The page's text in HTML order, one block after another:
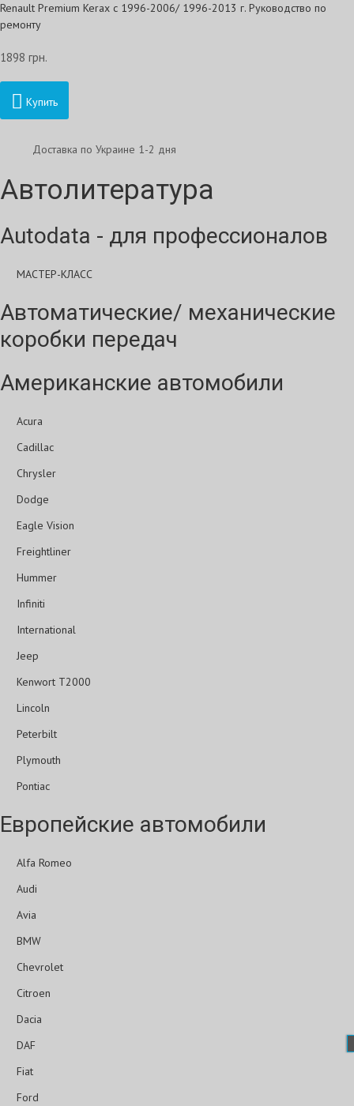
Renault Premium Kerax с 1996-2006/ 1996-2013 г. Руководство по
ремонту
1898 грн.
Купить
Доставка по Украине 1-2 дня
Автолитература
Autodata - для профессионалов
МАСТЕР-КЛАСС
Автоматические/ механические
коробки передач
Американские автомобили
Acura
Cadillac
Chrysler
Dodge
Eagle Vision
Freightliner
Hummer
Infiniti
International
Jeep
Kenwort T2000
Lincoln
Peterbilt
Plymouth
Pontiac
Европейские автомобили
Alfa Romeo
Audi
Avia
BMW
Chevrolet
Citroen
Dacia
DAF
Fiat
Ford